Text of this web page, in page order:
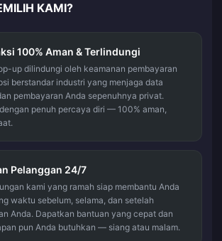
KAMI?
100% Aman & Terlindungi
up dilindungi oleh keamanan pembayaran
berstandar industri yang menjaga data
pembayaran Anda sepenuhnya privat.
penuh percaya diri — 100% aman,
Pelanggan 24/7
kami yang ramah siap membantu Anda
waktu sebelum, selama, dan setelah
Anda. Dapatkan bantuan yang cepat dan
pun Anda butuhkan — siang atau malam.